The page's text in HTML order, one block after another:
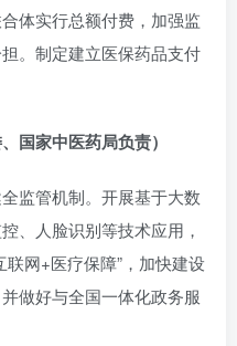
体实行总额付费，加强监
。制定建立医保药品支付
国家中医药局负责）
监管机制。开展基于大数
、人脸识别等技术应用，
网+医疗保障”，加快建设
做好与全国一体化政务服